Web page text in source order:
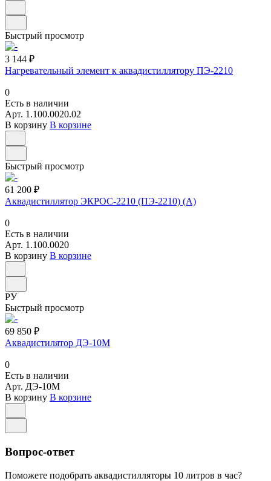
Быстрый просмотр
3 144 ₽
Нагревательный элемент к аквадистиллятору ПЭ-2210
0
Есть в наличии
Арт. 1.100.0020.02
В корзину В корзине
Быстрый просмотр
61 200 ₽
Аквадистиллятор ЭКРОС-2210 (ПЭ-2210) (А)
0
Есть в наличии
Арт. 1.100.0020
В корзину В корзине
РУ
Быстрый просмотр
69 850 ₽
Аквадистилятор ДЭ-10М
0
Есть в наличии
Арт. ДЭ-10М
В корзину В корзине
Вопрос-ответ
Поможете подобрать аквадистилляторы 10 литров в час?